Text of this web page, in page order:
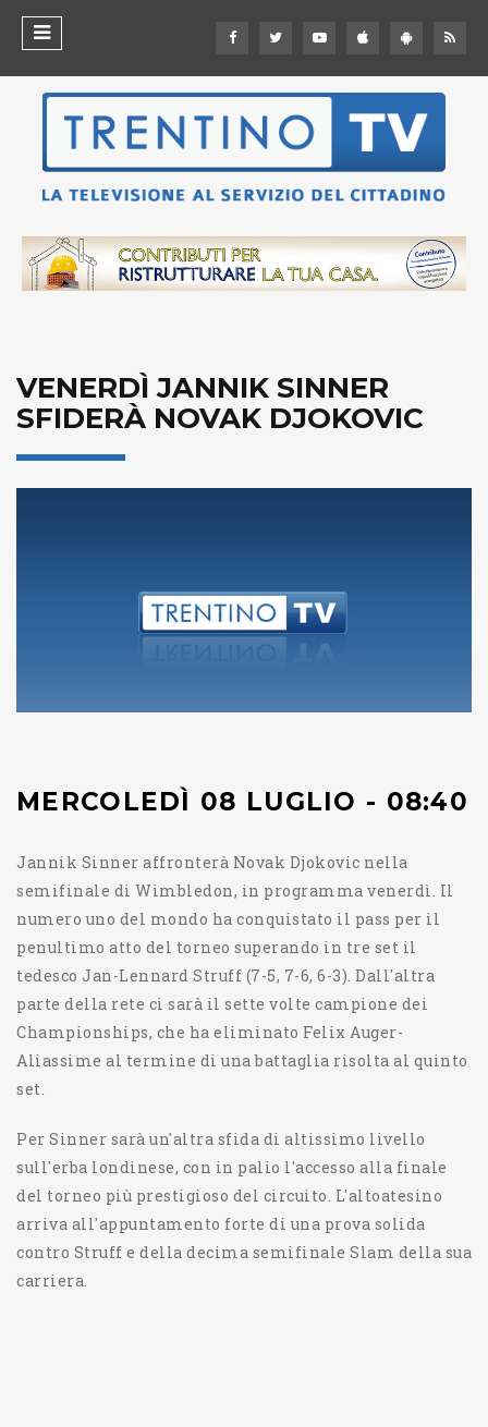
VENERDÌ JANNIK SINNER
SFIDERÀ NOVAK DJOKOVIC
MERCOLEDÌ 08 LUGLIO - 08:40
Jannik Sinner affronterà Novak Djokovic nella
semifinale di Wimbledon, in programma venerdì. Il
numero uno del mondo ha conquistato il pass per il
penultimo atto del torneo superando in tre set il
tedesco Jan-Lennard Struff (7-5, 7-6, 6-3). Dall'altra
parte della rete ci sarà il sette volte campione dei
Championships, che ha eliminato Felix Auger-
Aliassime al termine di una battaglia risolta al quinto
set.
Per Sinner sarà un'altra sfida di altissimo livello
sull'erba londinese, con in palio l'accesso alla finale
del torneo più prestigioso del circuito. L'altoatesino
arriva all'appuntamento forte di una prova solida
contro Struff e della decima semifinale Slam della sua
carriera.